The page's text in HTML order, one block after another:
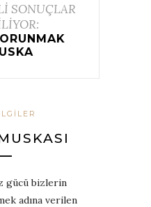
SONUÇLAR
gücü bizlerin
adına verilen